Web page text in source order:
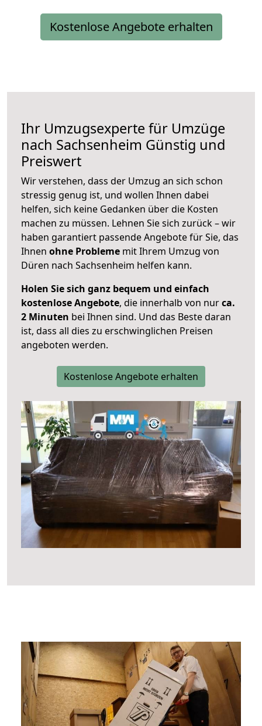
Kostenlose Angebote erhalten
Ihr Umzugsexperte für Umzüge
nach Sachsenheim Günstig und
Preiswert
Wir verstehen, dass der Umzug an sich schon
stressig genug ist, und wollen Ihnen dabei
helfen, sich keine Gedanken über die Kosten
machen zu müssen. Lehnen Sie sich zurück – wir
haben garantiert passende Angebote für Sie, das
Ihnen ohne Probleme mit Ihrem Umzug von
Düren nach Sachsenheim helfen kann.
Holen Sie sich ganz bequem und einfach
kostenlose Angebote, die innerhalb von nurca.
2 Minuten bei Ihnen sind. Und das Beste daran
ist, dass all dies zu erschwinglichen Preisen
angeboten werden.
Kostenlose Angebote erhalten